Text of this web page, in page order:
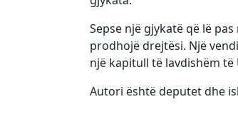
Sepse një gjykatë që lë
prodhojë drejtësi. Një
një kapitull të lavdishëm të
Autori është deputet dhe